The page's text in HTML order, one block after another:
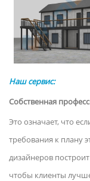
Наш сервис:
Собственная
Это означает, что
требования к плану
дизайнеров
чтобы клиенты